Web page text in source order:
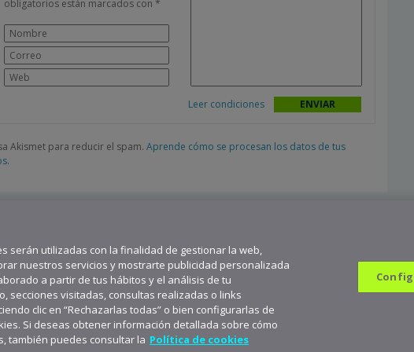
obligatorios están marcados con *
Leer condiciones
Akismet para reducir el spam. Aprende cómo se procesan los datos de tus
Suscríbete a aceNews para mantenerte a la última
serán utilizadas con la finalidad de gestionar la web,
nuestros servicios y mostrarte publicidad personalizada
a partir de tus hábitos y el análisis de tu
secciones visitadas, consultas realizadas o links
clic en “Rechazarlas todas” o bien configurarlas de
Si deseas obtener información detallada sobre cómo
también puedes consultar la Política de cookies